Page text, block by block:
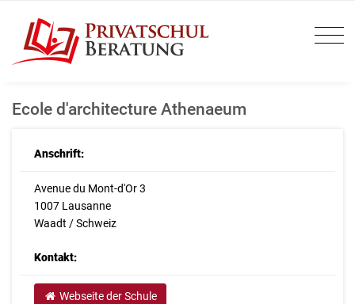
Ecole d'architecture Athenaeum
Anschrift:
Avenue du Mont-d'Or 3
1007 Lausanne
Waadt / Schweiz
Kontakt:
Webseite der Schule